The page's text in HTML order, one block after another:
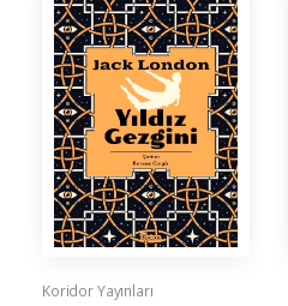
Koridor Yayınları